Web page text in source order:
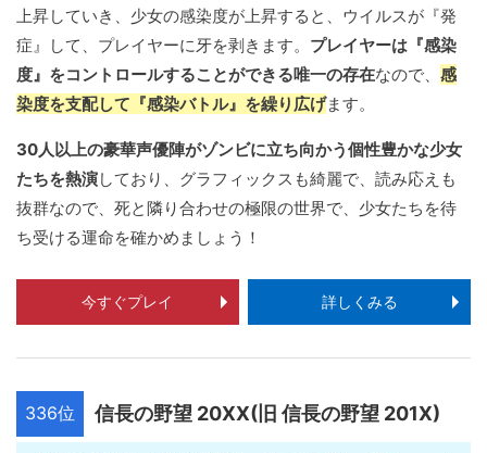
上昇していき、少女の感染度が上昇すると、ウイルスが『発
症』して、プレイヤーに牙を剥きます。 プレイヤーは『感染
度』をコントロールすることができる唯一の存在なので、 感
染度を支配して『感染バトル』を繰り広げます。
30人以上の豪華声優陣がゾンビに立ち向かう個性豊かな少女
たちを熱演しており、グラフィックスも綺麗で、読み応えも
抜群なので、死と隣り合わせの極限の世界で、少女たちを待
ち受ける運命を確かめましょう！
今すぐプレイ 詳しくみる
336位 信長の野望 20XX(旧 信長の野望 201X)